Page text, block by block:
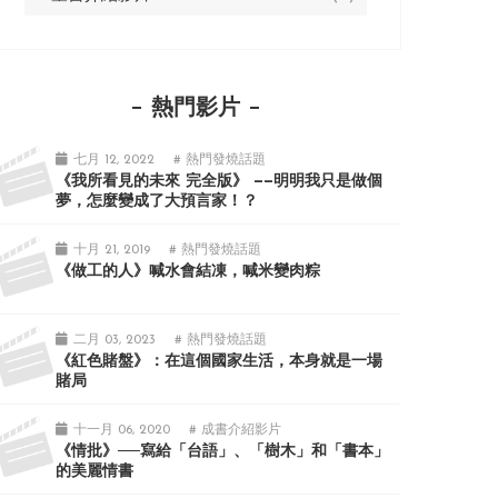
熱門影片
七月 12, 2022 # 熱門發燒話題
《我所看見的未來 完全版》 ——明明我只是做個
夢，怎麼變成了大預言家！？
十月 21, 2019 # 熱門發燒話題
《做工的人》喊水會結凍，喊米變肉粽
二月 03, 2023 # 熱門發燒話題
《紅色賭盤》：在這個國家生活，本身就是一場
賭局
十一月 06, 2020 # 成書介紹影片
《情批》──寫給「台語」、「樹木」和「書本」
的美麗情書